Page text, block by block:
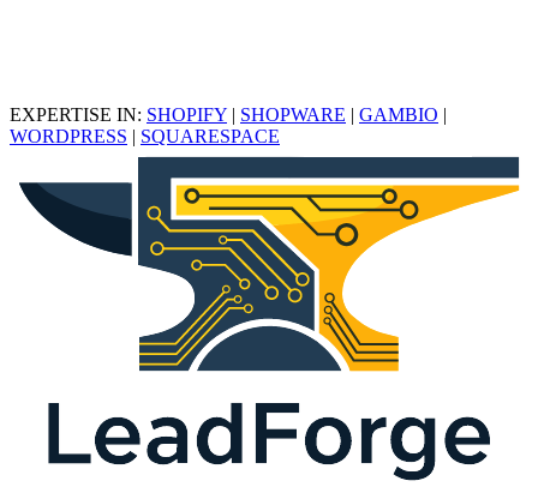
EXPERTISE IN: SHOPIFY | SHOPWARE | GAMBIO |
WORDPRESS | SQUARESPACE